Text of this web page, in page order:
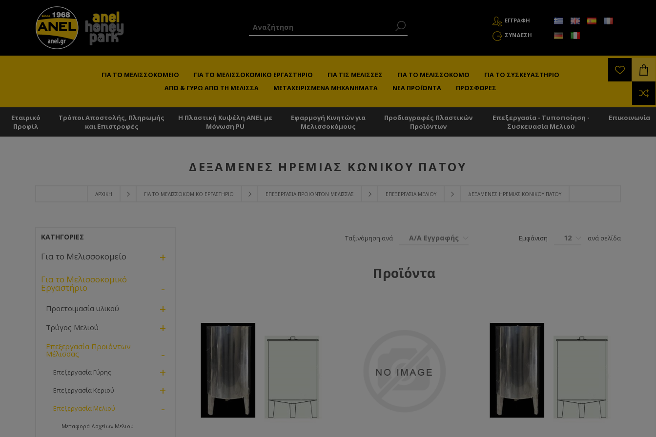
ΕΓΓΡΑΦΗ
ΣΎΝΔΕΣΗ
ΓΙΑ ΤΟ ΜΕΛΙΣΣΟΚΟΜΕΊΟ ΓΙΑ ΤΟ ΜΕΛΙΣΣΟΚΟΜΙΚΌ ΕΡΓΑΣΤΉΡΙΟ ΓΙΑ ΤΙΣ ΜΈΛΙΣΣΕΣ ΓΙΑ ΤΟ ΜΕΛΙΣΣΟΚΌΜΟ
ΓΙΑ ΤΟ ΣΥΣΚΕΥΑΣΤΉΡΙΟ
ΑΠΌ & ΓΎΡΩ ΑΠΌ ΤΗ ΜΈΛΙΣΣΑ
ΜΕΤΑΧΕΙΡΙΣΜΈΝΑ ΜΗΧΑΝΉΜΑΤΑ ΝΈΑ ΠΡΟΪΌΝΤΑ ΠΡΟΣΦΟΡΈΣ
Εταιρικό
Προφίλ
Τρόποι Αποστολής, Πληρωμής
και Επιστροφές
Η Πλαστική Κυψέλη ANEL με
Μόνωση PU
Εφαρμογή Κινητών για
Μελισσοκόμους
Προδιαγραφές Πλαστικών
Προϊόντων
Επεξεργασία - Τυποποίηση -
Συσκευασία Μελιού
Επικοινωνία
ΑΡΧΙΚΉ ΓΙΑ ΤΟ ΜΕΛΙΣΣΟΚΟΜΙΚΌ ΕΡΓΑΣΤΉΡΙΟ ΕΠΕΞΕΡΓΑΣΊΑ ΠΡΟΙΌΝΤΩΝ ΜΈΛΙΣΣΑΣ ΕΠΕΞΕΡΓΑΣΊΑ ΜΕΛΙΟΎ ΔΕΞΑΜΕΝΈΣ ΗΡΕΜΊΑΣ ΚΩΝΙΚΟΎ ΠΆΤΟΥ
ΔΕΞΑΜΕΝΈΣ ΗΡΕΜΊΑΣ ΚΩΝΙΚΟΎ ΠΆΤΟΥ
Ταξινόμηση ανά Α/Α Εγγραφής Εμφάνιση 12 ανά σελίδα
Προϊόντα
ΚΑΤΗΓΟΡΊΕΣ
Για το Μελισσοκομείο +
Για το Μελισσοκομικό
Εργαστήριο -
Προετοιμασία υλικού +
Τρύγος Μελιού +
Επεξεργασία Προιόντων
Μέλισσας -
Επεξεργασία Γύρης +
Επεξεργασία Κεριού +
Επεξεργασία Μελιού -
Μεταφορά Δοχείων Μελιού